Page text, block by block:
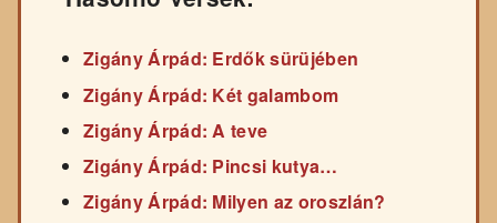
Zigány Árpád: Erdők sürüjében
Zigány Árpád: Két galambom
Zigány Árpád: A teve
Zigány Árpád: Pincsi kutya…
Zigány Árpád: Milyen az oroszlán?